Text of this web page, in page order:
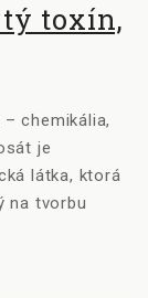
toxín,
chemikália,
je
látka, ktorá
na tvorbu